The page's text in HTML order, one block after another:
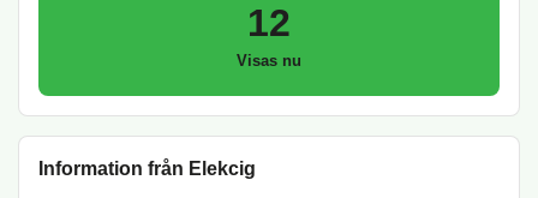
12
Visas nu
Information från Elekcig